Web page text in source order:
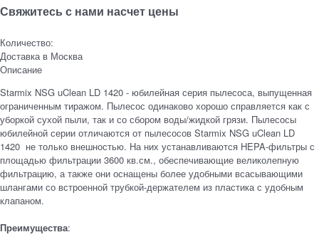
Свяжитесь с нами насчет цены
Количество:
Доставка в Москва
Описание
Starmix NSG uClean LD 1420 - юбилейная серия пылесоса, выпущенная
ограниченным тиражом. Пылесос одинаково хорошо справляется как с
уборкой сухой пыли, так и со сбором воды/жидкой грязи. Пылесосы
юбилейной серии отличаются от пылесосов Starmix NSG uClean LD
1420 не только внешностью. На них устанавливаются HEPA-фильтры с
площадью фильтрации 3600 кв.см., обеспечивающие великолепную
фильтрацию, а также они оснащены более удобными всасывающими
шлангами со встроенной трубкой-держателем из пластика с удобным
клапаном.
Преимущества: